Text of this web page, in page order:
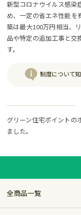
新型コロナウイルス感染
め、一定の省エネ性能を
築は最大100万円相当、
品や特定の追加工事と交
す。
制度について
グリーン住宅ポイントの
ました。
グリーン住宅ポイン
全商品一覧